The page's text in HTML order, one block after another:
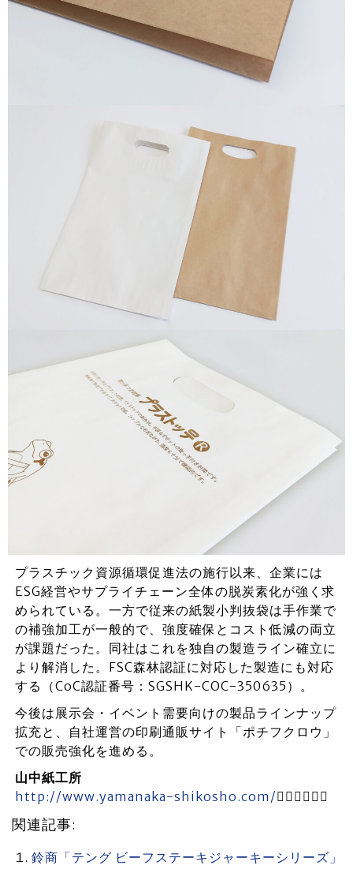
プラスチック資源循環促進法の施行以来、企業には
ESG経営やサプライチェーン全体の脱炭素化が強く求
められている。一方で従来の紙製小判抜袋は手作業で
の補強加工が一般的で、強度確保とコスト低減の両立
が課題だった。同社はこれを独自の製造ライン確立に
より解消した。FSC森林認証に対応した製造にも対応
する（CoC認証番号：SGSHK-COC-350635）。
今後は展示会・イベント需要向けの製品ラインナップ
拡充と、自社運営の印刷通販サイト「ポチフクロウ」
での販売強化を進める。
山中紙工所
http://www.yamanaka-shikosho.com/
関連記事:
鈴商「テング ビーフステーキジャーキーシリーズ」